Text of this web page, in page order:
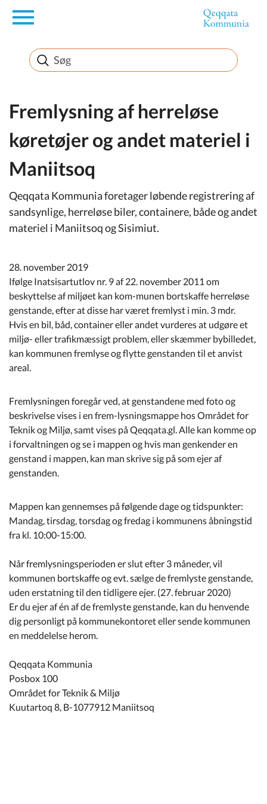
en
Borger
Erhverv
Politik
Turisme
Selvbetjening
Kommuneplan
Om Kommunen
Fremlysning af herreløse
køretøjer og andet materiel i
Maniitsoq
Qeqqata Kommunia foretager løbende registrering af
sandsynlige, herreløse biler, containere, både og andet
materiel i Maniitsoq og Sisimiut.
28. november 2019
Ifølge Inatsisartutlov nr. 9 af 22. november 2011 om
beskyttelse af miljøet kan kom-munen bortskaffe herreløse
genstande, efter at disse har været fremlyst i min. 3 mdr.
Hvis en bil, båd, container eller andet vurderes at udgøre et
miljø- eller trafikmæssigt problem, eller skæmmer bybilledet,
kan kommunen fremlyse og flytte genstanden til et anvist
areal.
Fremlysningen foregår ved, at genstandene med foto og
beskrivelse vises i en frem-lysningsmappe hos Området for
Teknik og Miljø, samt vises på Qeqqata.gl. Alle kan komme op
i forvaltningen og se i mappen og hvis man genkender en
genstand i mappen, kan man skrive sig på som ejer af
genstanden.
Mappen kan gennemses på følgende dage og tidspunkter:
Mandag, tirsdag, torsdag og fredag i kommunens åbningstid
fra kl. 10:00-15:00.
Når fremlysningsperioden er slut efter 3 måneder, vil
kommunen bortskaffe og evt. sælge de fremlyste genstande,
uden erstatning til den tidligere ejer. (27. februar 2020)
Er du ejer af én af de fremlyste genstande, kan du henvende
dig personligt på kommunekontoret eller sende kommunen
en meddelelse herom.
Qeqqata Kommunia
Posbox 100
Området for Teknik & Miljø
Kuutartoq 8, B-1077912 Maniitsoq